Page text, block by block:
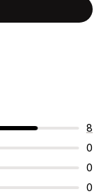
8
0
0
0